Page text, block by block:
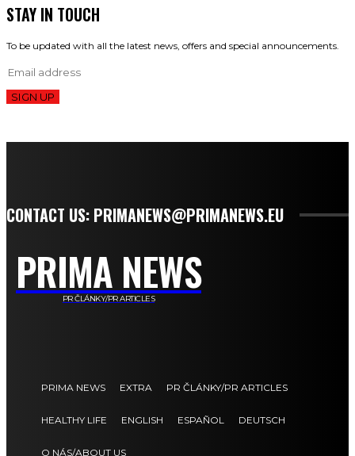
STAY IN TOUCH
To be updated with all the latest news, offers and special announcements.
SIGN UP
CONTACT US: PRIMANEWS@PRIMANEWS.EU
PRIMA NEWS
PR ČLÁNKY/PR ARTICLES
PRIMA NEWS EXTRA PR ČLÁNKY/PR ARTICLES
HEALTHY LIFE ENGLISH ESPAÑOL DEUTSCH
O NÁS/ABOUT US